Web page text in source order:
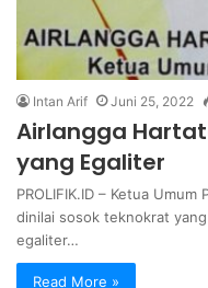
Intan Arif Juni 25, 2022
Airlangga
yang Egaliter
PROLIFIK.ID – Ketua
dinilai sosok teknokrat
egaliter…
Read More »